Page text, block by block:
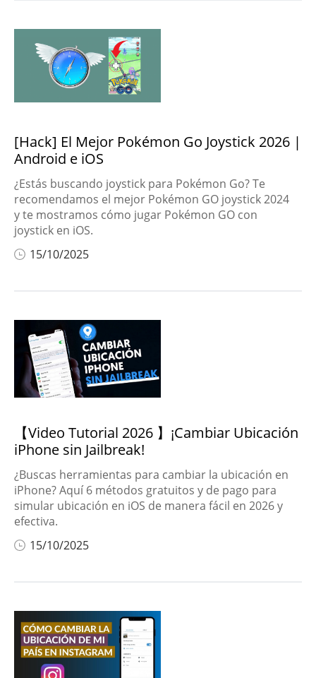
[Hack] El Mejor Pokémon Go Joystick 2026 |
Android e iOS
¿Estás buscando joystick para Pokémon Go? Te
recomendamos el mejor Pokémon GO joystick 2024
y te mostramos cómo jugar Pokémon GO con
joystick en iOS.
15/10/2025
【Video Tutorial 2026 】¡Cambiar Ubicación
iPhone sin Jailbreak!
¿Buscas herramientas para cambiar la ubicación en
iPhone? Aquí 6 métodos gratuitos y de pago para
simular ubicación en iOS de manera fácil en 2026 y
efectiva.
15/10/2025